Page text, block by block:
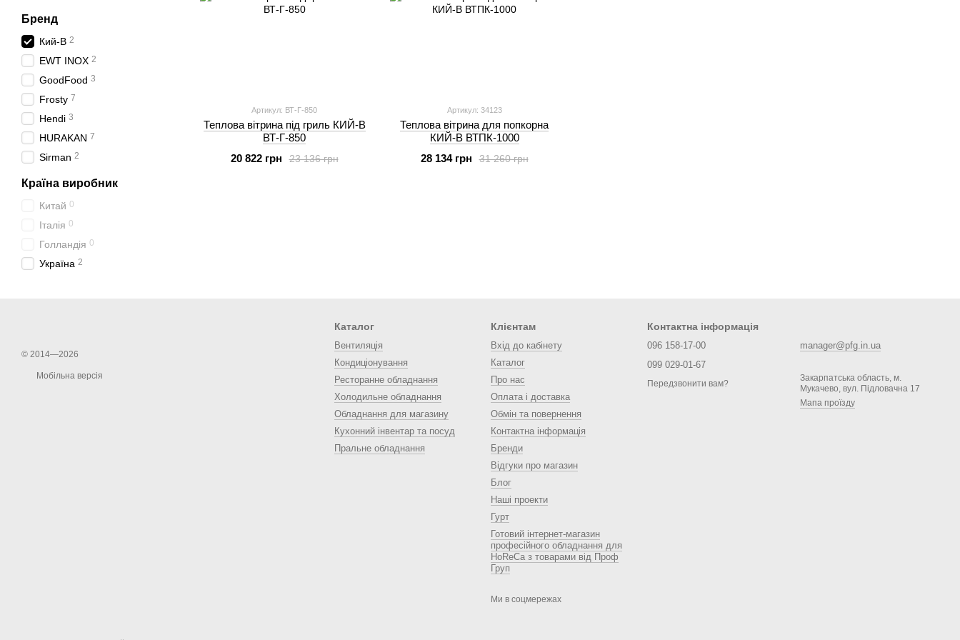
Артикул: ВТ-Г-850
Теплова вітрина під гриль КИЙ-В
ВТ-Г-850
23 136 грн
20 822 грн
Артикул: 34123
Теплова вітрина для попкорна
КИЙ-В ВТПК-1000
31 260 грн
28 134 грн
Бренд
Кий-В 2
EWT INOX 2
GoodFood 3
Frosty 7
Hendi 3
HURAKAN 7
Sirman 2
Країна виробник
Китай 0
Італія 0
Голландія 0
Україна 2
© 2014—2026
Мобільна версія
Каталог
Вентиляція
Кондиціонування
Ресторанне обладнання
Холодильне обладнання
Обладнання для магазину
Кухонний інвентар та посуд
Пральне обладнання
Клієнтам
Вхід до кабінету
Каталог
Про нас
Оплата і доставка
Обмін та повернення
Контактна інформація
Бренди
Відгуки про магазин
Блог
Наші проекти
Гурт
Готовий інтернет-магазин
професійного обладнання для
HoReCa з товарами від Проф
Груп
Ми в соцмережах
Контактна інформація
096 158-17-00
099 029-01-67
Передзвонити вам?
manager@pfg.in.ua
Закарпатська область, м.
Мукачево, вул. Підловачна 17
Мапа проїзду